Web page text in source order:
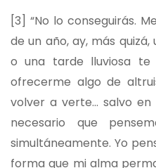
[3] “No lo conseguirás.
de un año, ay, más
o una tarde lluviosa te
ofrecerme algo de
volver a verte... salvo
necesario que
simultáneamente. Yo
forma que mi alma